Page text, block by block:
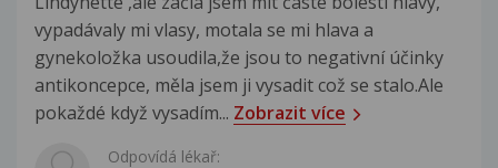
vypadávaly mi vlasy, motala se mi hlava a
gynekoložka usoudila,že jsou to negativní účinky
antikoncepce, měla jsem ji vysadit což se stalo.Ale
pokaždé když vysadím... Zobrazit více
Odpovídá lékař: